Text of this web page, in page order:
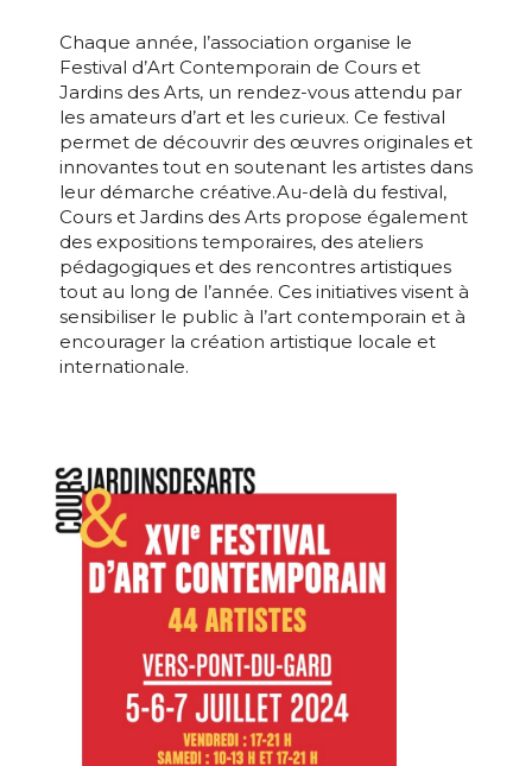
Adresse email*
Nom
Prénom
J'accepte lestermes et conditions
* Champ obligatoire
Adresse email*
Prénom
Statut / Organisation
J'accepte lestermes et conditions
Chaque année, l’association organise le
Festival d’Art Contemporain de Cours et
Jardins des Arts, un rendez-vous attendu par
les amateurs d’art et les curieux. Ce festival
permet de découvrir des œuvres originales et
innovantes tout en soutenant les artistes dans
leur démarche créative.Au-delà du festival,
Cours et Jardins des Arts propose également
des expositions temporaires, des ateliers
pédagogiques et des rencontres artistiques
tout au long de l’année. Ces initiatives visent à
sensibiliser le public à l’art contemporain et à
encourager la création artistique locale et
internationale.